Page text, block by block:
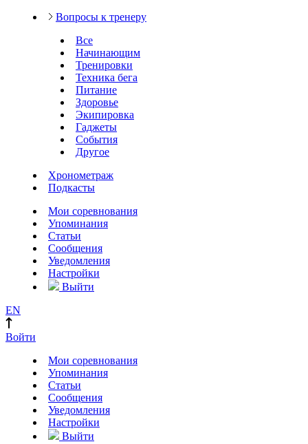
Вопросы к тренеру
Все
Начинающим
Тренировки
Техника бега
Питание
Здоровье
Экипировка
Гаджеты
События
Другое
Хронометраж
Подкасты
Мои соревнования
Упоминания
Статьи
Сообщения
Уведомления
Настройки
Выйти
EN
Войти
Мои соревнования
Упоминания
Статьи
Сообщения
Уведомления
Настройки
Выйти